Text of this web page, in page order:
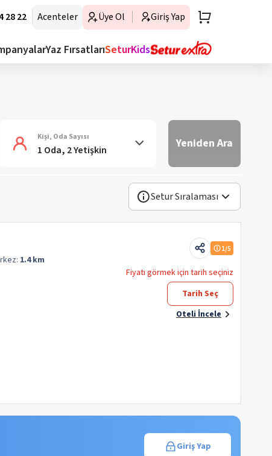
28 22 Acenteler Üye Ol Giriş Yap
Yaz FırsatlarıSeturKids
Kişi, Oda Sayısı
1 Oda, 2 Yetişkin Yeniden Ara
Setur Sıralaması
1.4 km
1/5
Fiyatı görmek için tarih seçiniz
Tarih Seç
Oteli İncele
Giriş Yap